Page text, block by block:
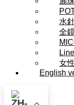
水
全
女
English